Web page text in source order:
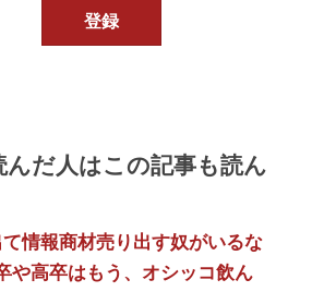
んだ人はこの記事も読ん
情報商材売り出す奴がいるな
や高卒はもう、オシッコ飲ん